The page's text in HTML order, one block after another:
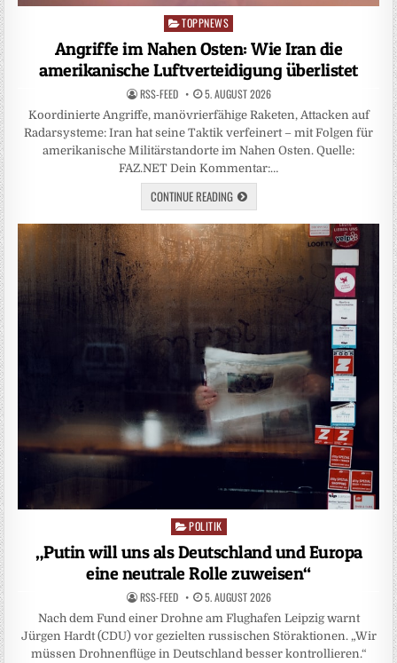
Posted
in
TOPPNEWS
Angriffe im Nahen Osten: Wie Iran die
amerikanische Luftverteidigung überlistet
RSS-FEED 5. AUGUST 2026
Koordinierte Angriffe, manövrierfähige Raketen, Attacken auf
Radarsysteme: Iran hat seine Taktik verfeinert – mit Folgen für
amerikanische Militärstandorte im Nahen Osten. Quelle:
FAZ.NET Dein Kommentar:…
CONTINUE READING
Posted
in
POLITIK
„Putin will uns als Deutschland und Europa
eine neutrale Rolle zuweisen“
RSS-FEED 5. AUGUST 2026
Nach dem Fund einer Drohne am Flughafen Leipzig warnt
Jürgen Hardt (CDU) vor gezielten russischen Störaktionen. „Wir
müssen Drohnenflüge in Deutschland besser kontrollieren.“